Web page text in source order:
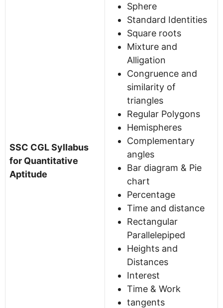
SSC CGL Syllabus
for Quantitative
Aptitude
Sphere
Standard Identities
Square roots
Mixture and
Alligation
Congruence and
similarity of
triangles
Regular Polygons
Hemispheres
Complementary
angles
Bar diagram & Pie
chart
Percentage
Time and distance
Rectangular
Parallelepiped
Heights and
Distances
Interest
Time & Work
tangents